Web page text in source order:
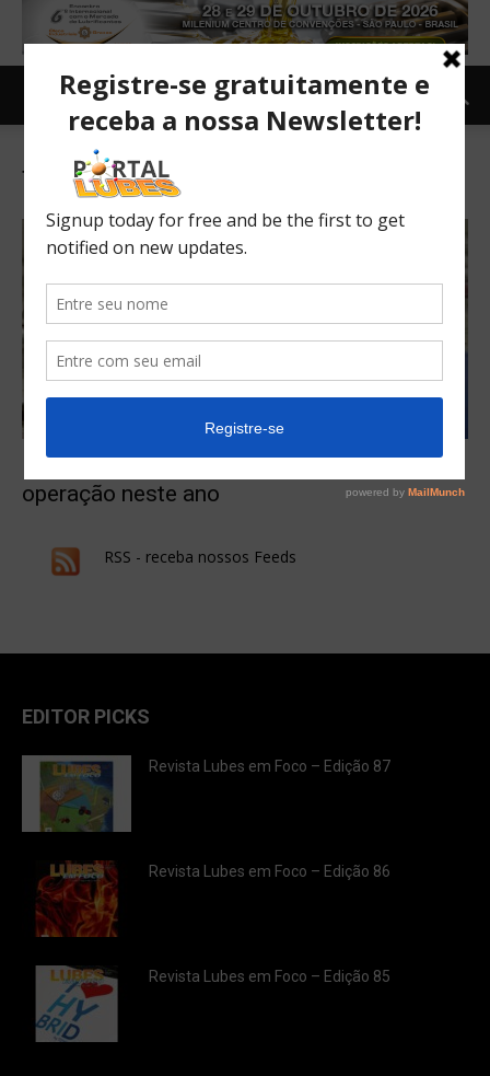
Tag: Minivans elétricas
operação neste ano
RSS - receba nossos Feeds
EDITOR PICKS
Revista Lubes em Foco – Edição 87
Revista Lubes em Foco – Edição 86
Revista Lubes em Foco – Edição 85